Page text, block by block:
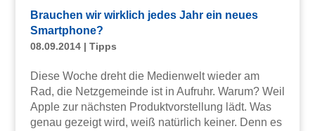
Brauchen wir wirklich jedes Jahr ein neues
Smartphone?
08.09.2014| Tipps
Diese Woche dreht die Medienwelt wieder am
Rad, die Netzgemeinde ist in Aufruhr. Warum? Weil
Apple zur nächsten Produktvorstellung lädt. Was
genau gezeigt wird, weiß natürlich keiner. Denn es